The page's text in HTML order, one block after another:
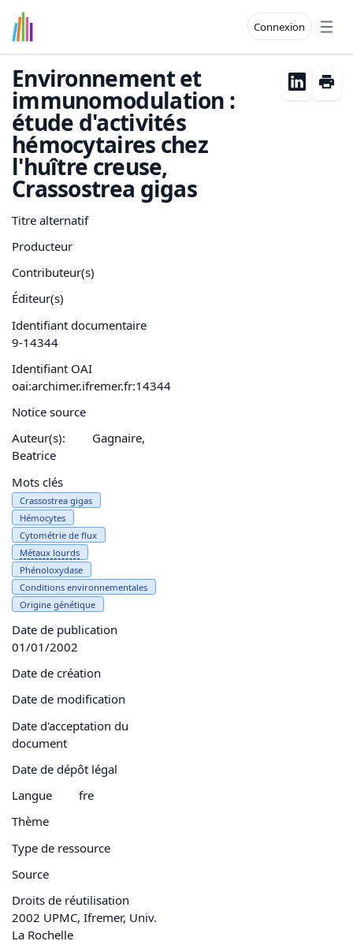
Connexion
Environnement et
immunomodulation :
étude d'activités
hémocytaires chez
l'huître creuse,
Crassostrea gigas
Titre alternatif
Producteur
Contributeur(s)
Éditeur(s)
Identifiant documentaire
9-14344
Identifiant OAI
oai:archimer.ifremer.fr:14344
Notice source
Auteur(s):
Gagnaire,
Beatrice
Mots clés
Crassostrea gigas
Hémocytes
Cytométrie de flux
Métaux lourds
Phénoloxydase
Conditions environnementales
Origine génétique
Date de publication
01/01/2002
Date de création
Date de modification
Date d'acceptation du
document
Date de dépôt légal
Langue
fre
Thème
Type de ressource
Source
Droits de réutilisation
2002 UPMC, Ifremer, Univ.
La Rochelle